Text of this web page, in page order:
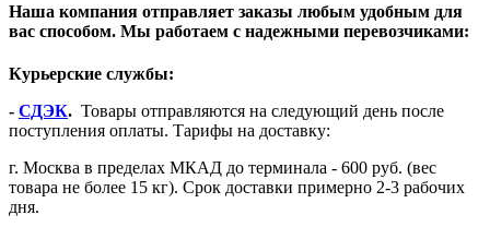
Наша компания отправляет заказы любым удобным для
вас способом. Мы работаем с надежными перевозчиками:
Курьерские службы:
- СДЭК. Товары отправляются на следующий день после
поступления оплаты. Тарифы на доставку:
г. Москва в пределах МКАД до терминала - 600 руб. (вес
товара не более 15 кг). Срок доставки примерно 2-3 рабочих
дня.